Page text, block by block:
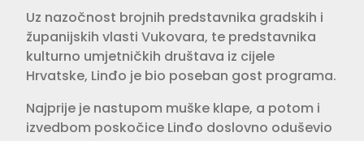
Uz nazočnost brojnih predstavnika gradskih i
županijskih vlasti Vukovara, te predstavnika
kulturno umjetničkih društava iz cijele
Hrvatske, Linđo je bio poseban gost programa.
Najprije je nastupom muške klape, a potom i
izvedbom poskočice Linđo doslovno oduševio